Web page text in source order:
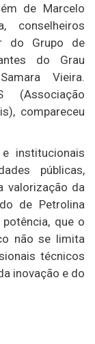
de Marcelo
conselheiros
do Grupo de
do Grau
Vieira.
(Associação
compareceu
institucionais
públicas,
valorização da
de Petrolina
que o
não se limita
técnicos
inovação e do